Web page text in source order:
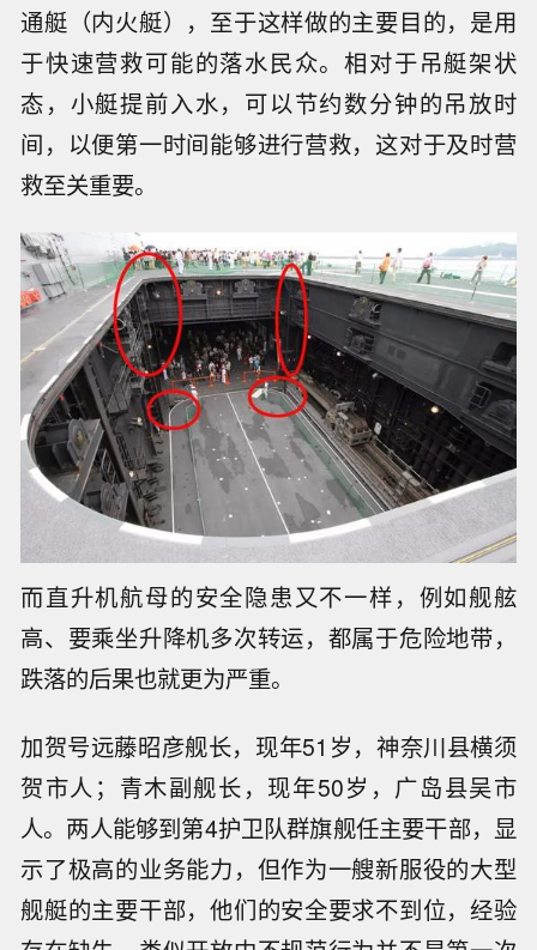
通艇（内火艇），至于这样做的主要目的，是用
于快速营救可能的落水民众。相对于吊艇架状
态，小艇提前入水，可以节约数分钟的吊放时
间，以便第一时间能够进行营救，这对于及时营
救至关重要。
而直升机航母的安全隐患又不一样，例如舰舷
高、要乘坐升降机多次转运，都属于危险地带，
跌落的后果也就更为严重。
加贺号远藤昭彦舰长，现年51岁，神奈川县横须
贺市人；青木副舰长，现年50岁，广岛县吴市
人。两人能够到第4护卫队群旗舰任主要干部，显
示了极高的业务能力，但作为一艘新服役的大型
舰艇的主要干部，他们的安全要求不到位，经验